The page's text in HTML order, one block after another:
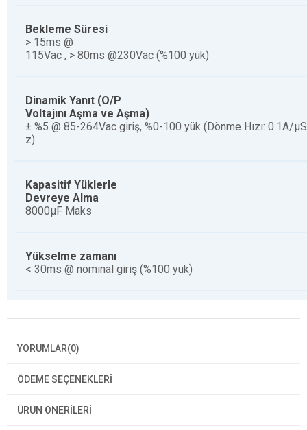
Bekleme Süresi
> 15ms @
115Vac , > 80ms @230Vac (%100 yük)
Dinamik Yanıt (O/P
Voltajını Aşma ve Aşma)
± %5 @ 85-264Vac giriş, %0-100 yük (Dönme Hızı: 0.1A/
z)
Kapasitif Yüklerle
Devreye Alma
8000µF Maks
Yükselme zamanı
< 30ms @ nominal giriş (%100 yük)
YORUMLAR(0)
ÖDEME SEÇENEKLERI
ÜRÜN ÖNERILERI